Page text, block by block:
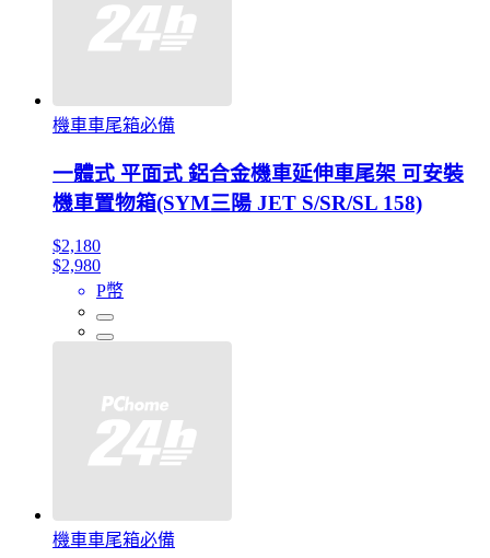
機車車尾箱必備
一體式 平面式 鋁合金機車延伸車尾架 可安裝
機車置物箱(SYM三陽 JET S/SR/SL 158)
$2,180
$2,980
P幣
機車車尾箱必備